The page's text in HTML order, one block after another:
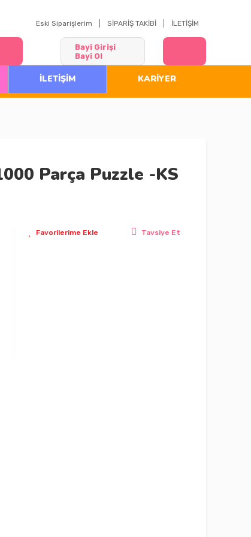
Eski Siparişlerim SİPARİŞ TAKİBİ İLETİŞİM
Bayi Girişi
Bayi Ol
İLETİŞİM KARİYER
Parça Puzzle -KS
Tavsiye Et